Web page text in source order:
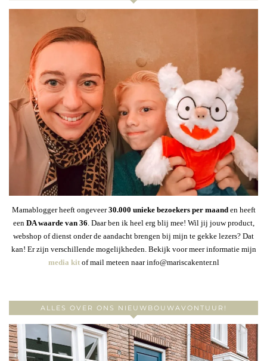
Mamablogger heeft ongeveer30.000 unieke bezoekers per maanden heeft
een DA waarde van 36. Daar ben ik heel erg blij mee! Wil jij jouw product,
webshop of dienst onder de aandacht brengen bij mijn te gekke lezers? Dat
kan! Er zijn verschillende mogelijkheden. Bekijk voor meer informatie mijn
media kitof mail meteen naar info@mariscakenter.nl
ALLES OVER ONS NIEUWBOUWAVONTUUR!